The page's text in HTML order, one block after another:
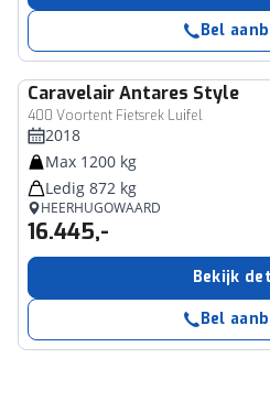
Bel
CaravelairAntares Style
400 Voortent Fietsrek Luifel
2018
Max 1200 kg
Ledig 872 kg
HEERHUGOWAARD
16.445,-
Bekijk
Bel